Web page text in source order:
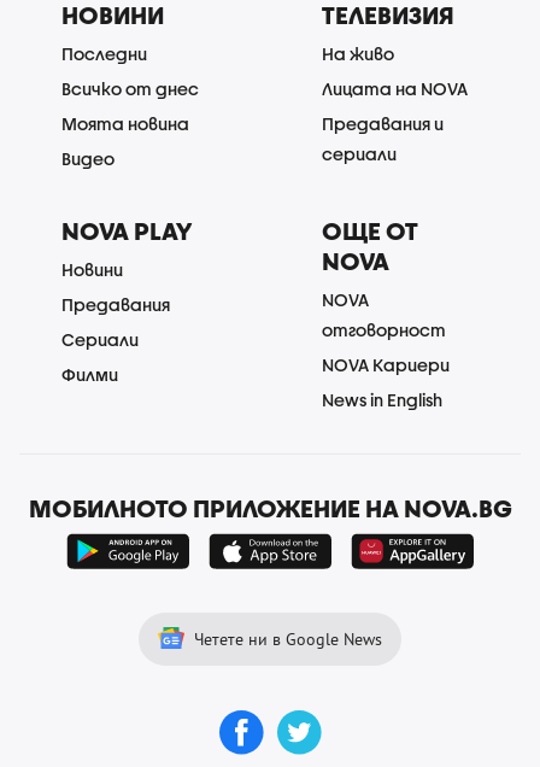
НОВИНИ
Последни
Всичко от днес
Моята новина
Видео
ТЕЛЕВИЗИЯ
На живо
Лицата на NOVA
Предавания и
сериали
NOVA PLAY
Новини
Предавания
Сериали
Филми
ОЩЕ ОТ
NOVA
NOVA
отговорност
NOVA Кариери
News in English
МОБИЛНОТО ПРИЛОЖЕНИЕ НА NOVA.BG
Четете ни в Google News